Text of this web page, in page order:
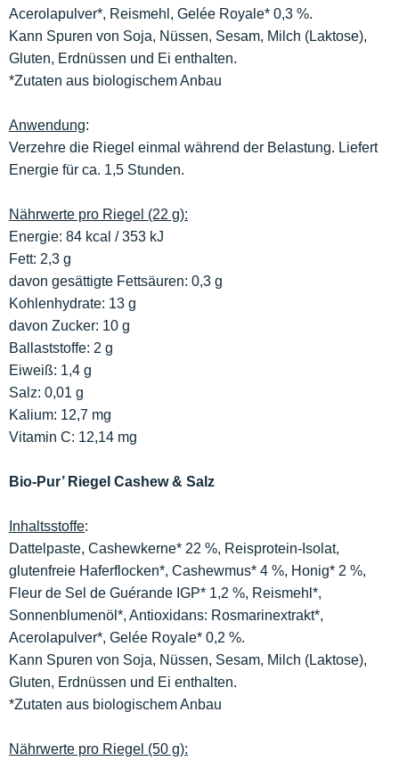
Acerolapulver*, Reismehl, Gelée Royale* 0,3 %.
Kann Spuren von Soja, Nüssen, Sesam, Milch (Laktose),
Gluten, Erdnüssen und Ei enthalten.
*Zutaten aus biologischem Anbau
Anwendung:
Verzehre die Riegel einmal während der Belastung. Liefert
Energie für ca. 1,5 Stunden.
Nährwerte pro Riegel (22 g):
Energie: 84 kcal / 353 kJ
Fett: 2,3 g
davon gesättigte Fettsäuren: 0,3 g
Kohlenhydrate: 13 g
davon Zucker: 10 g
Ballaststoffe: 2 g
Eiweiß: 1,4 g
Salz: 0,01 g
Kalium: 12,7 mg
Vitamin C: 12,14 mg
Bio-Pur’ Riegel Cashew & Salz
Inhaltsstoffe:
Dattelpaste, Cashewkerne* 22 %, Reisprotein-Isolat,
glutenfreie Haferflocken*, Cashewmus* 4 %, Honig* 2 %,
Fleur de Sel de Guérande IGP* 1,2 %, Reismehl*,
Sonnenblumenöl*, Antioxidans: Rosmarinextrakt*,
Acerolapulver*, Gelée Royale* 0,2 %.
Kann Spuren von Soja, Nüssen, Sesam, Milch (Laktose),
Gluten, Erdnüssen und Ei enthalten.
*Zutaten aus biologischem Anbau
Nährwerte pro Riegel (50 g):